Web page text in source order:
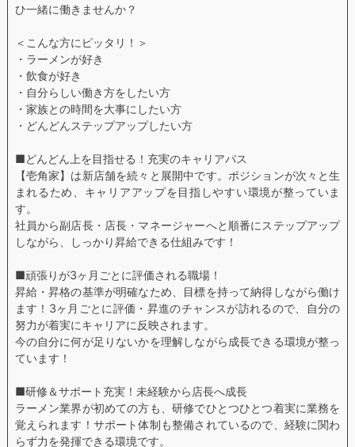
ひ一緒に働きませんか？
＜こんな方にピッタリ！＞
・ラーメンが好き
・飲食が好き
・自分らしい働き方をしたい方
・家族との時間を大事にしたい方
・どんどんステップアップしたい方
■どんどん上を目指せる！充実のキャリアパス
【壱角家】は新店舗を続々と展開中です。ポジションが次々と生
まれるため、キャリアアップを目指しやすい環境が整っていま
す。
社員から副店長・店長・マネージャーへと順番にステップアップ
しながら、しっかり昇給できる仕組みです！
■頑張りが3ヶ月ごとに評価される職場！
昇給・昇格の基準が明確なため、目標を持って納得しながら働け
ます！3ヶ月ごとに評価・昇進のチャンスが訪れるので、自分の
努力が着実にキャリアに反映されます。
今の自分に何が足りないかを理解しながら成長できる環境が整っ
ています！
■研修＆サポート充実！未経験から店長へ成長
ラーメン業界が初めての方も、研修でひとつひとつ着実に業務を
覚えられます！サポート体制も整備されているので、経験に関わ
らず力を発揮できる環境です。